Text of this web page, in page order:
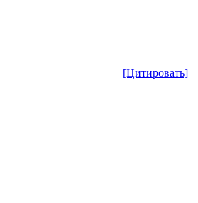
[Цитировать]